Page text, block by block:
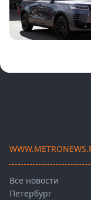
Все новости
Петербург